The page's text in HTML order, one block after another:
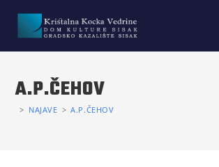
A.P.ČEHOV
> NAJAVE > A.P.ČEHOV